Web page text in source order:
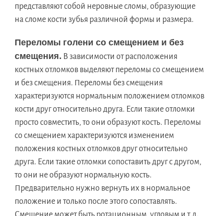
представляют собой неровные сломы, образующие
на сломе кости зубья различной формы и размера.
Переломы голени со смещением и без
смещения. В зависимости от расположения
костных отломков выделяют переломы со смещением
и без смещения. Переломы без смещения
характеризуются нормальным положением отломков
кости друг относительно друга. Если такие отломки
просто совместить, то они образуют кость. Переломы
со смещением характеризуются изменением
положения костных отломков друг относительно
друга. Если такие отломки сопоставить друг с другом,
то они не образуют нормальную кость.
Предварительно нужно вернуть их в нормальное
положение и только после этого сопоставлять.